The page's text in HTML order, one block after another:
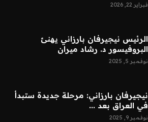
فبراير 22, 2026
الرئيس نيجيرفان بارزاني يهنئ
البروفيسور د. رشاد ميران
نوفمبر 5, 2025
نيجيرفان بارزاني: مرحلة جديدة ستبدأ
في العراق بعد ...
نوفمبر 9, 2025